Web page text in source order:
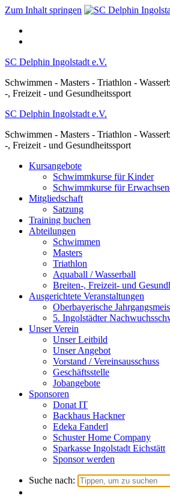
Zum Inhalt springen
SC Delphin Ingolstadt e.V.
Schwimmen - Masters - Triathlon -
-, Freizeit - und Gesundheitssport
SC Delphin Ingolstadt e.V.
Schwimmen - Masters - Triathlon -
-, Freizeit - und Gesundheitssport
Kursangebote
Schwimmkurse für Kinder
Schwimmkurse für
Mitgliedschaft
Satzung
Training buchen
Abteilungen
Schwimmen
Masters
Triathlon
Aquaball / Wasserball
Breiten-, Freizeit- und
Ausgerichtete Veranstaltungen
Oberbayerische
5. Ingolstädter
Unser Verein
Unser Leitbild
Unser Angebot
Vorstand / Vereinsausschuss
Geschäftsstelle
Jobangebote
Sponsoren
Donat IT
Backhaus Hackner
Edeka Fanderl
Schuster Home Company
Sparkasse Ingolstadt Eichstätt
Sponsor werden
Suche nach: